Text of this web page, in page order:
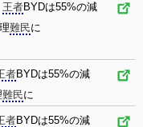
王者BYDは55%の減
難民に
者BYDは55%の減
難民に
者BYDは55%の減